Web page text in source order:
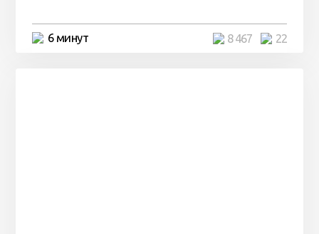
6 минут 22
8 467